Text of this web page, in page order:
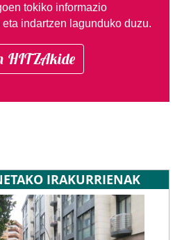
tokiko informazio
indartzen lagunduko duzu.
HITZAkide
IRAKURRIENAK